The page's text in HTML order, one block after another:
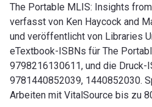
The Portable MLIS: Insights
verfasst von Ken Haycock and
und veröffentlicht von Libraries
eTextbook-ISBNs für The
9798216130611, und die Druck-
9781440852039, 1440852030.
Arbeiten mit VitalSource bis zu